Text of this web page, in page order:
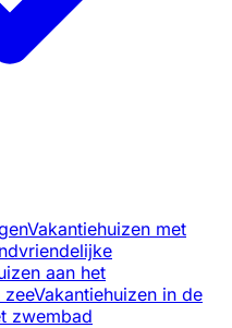
Vakantiehuizen met
aan het
zeeVakantiehuizen in de
zwembad